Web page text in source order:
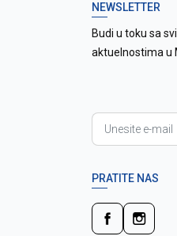
NEWSLETTER
Budi u toku sa
aktuelnostima u
PRATITE NAS